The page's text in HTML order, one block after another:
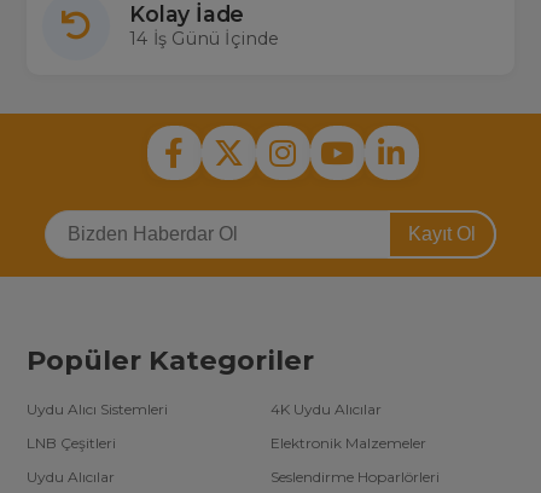
Kolay İade
14 İş Günü İçinde
Kayıt Ol
Popüler Kategoriler
Uydu Alıcı Sistemleri
4K Uydu Alıcılar
LNB Çeşitleri
Elektronik Malzemeler
Uydu Alıcılar
Seslendirme Hoparlörleri